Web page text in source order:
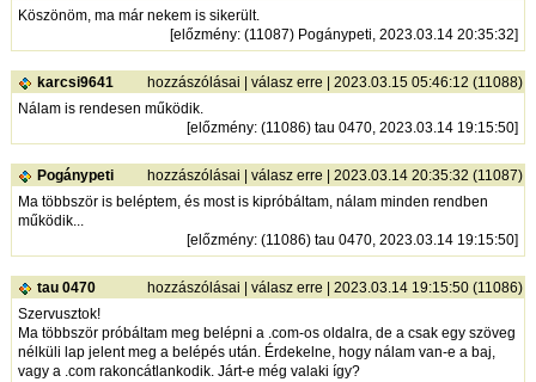
Köszönöm, ma már nekem is sikerült.
[előzmény: (11087) Pogánypeti, 2023.03.14 20:35:32]
karcsi9641 hozzászólásai |válasz erre | 2023.03.15 05:46:12 (11088)
Nálam is rendesen működik.
[előzmény: (11086) tau 0470, 2023.03.14 19:15:50]
Pogánypeti hozzászólásai |válasz erre | 2023.03.14 20:35:32 (11087)
Ma többször is beléptem, és most is kipróbáltam, nálam minden rendben
működik...
[előzmény: (11086) tau 0470, 2023.03.14 19:15:50]
tau 0470 hozzászólásai |válasz erre | 2023.03.14 19:15:50 (11086)
Szervusztok!
Ma többször próbáltam meg belépni a .com-os oldalra, de a csak egy szöveg
nélküli lap jelent meg a belépés után. Érdekelne, hogy nálam van-e a baj,
vagy a .com rakoncátlankodik. Járt-e még valaki így?